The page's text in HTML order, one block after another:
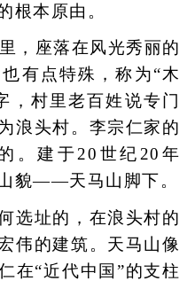
根本原由。
座落在风光秀丽的
有点特殊，称为“木
，村里老百姓说专门
浪头村。李宗仁家的
。建于20世纪20年
貌——天马山脚下。
址的，在浪头村的
伟的建筑。天马山像
在“近代中国”的支柱